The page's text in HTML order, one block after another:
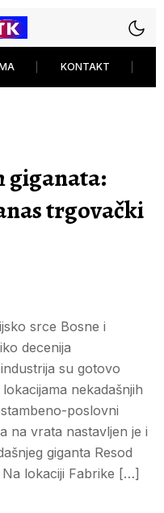
KONTAKT
giganata:
trgovački
srce Bosne i
decenija
su gotovo
nekadašnjih
poslovni
na vrata nastavljen je i
giganta Resod
Na lokaciji Fabrike […]